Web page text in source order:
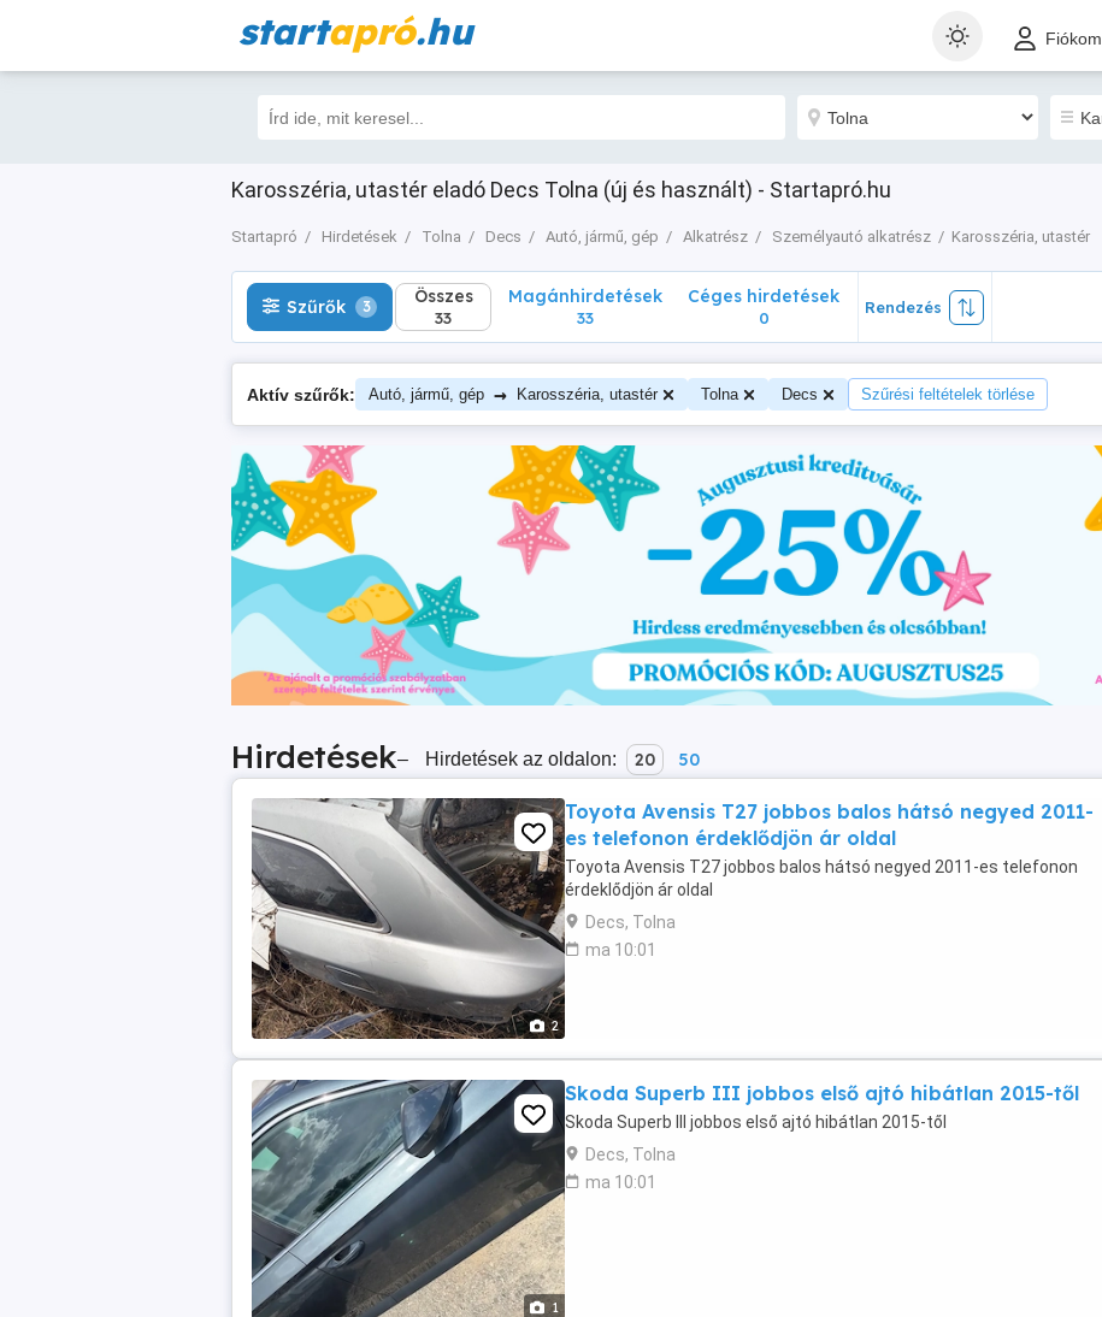
startapró.hu Fiókom
Karosszéria, utastér eladó Decs Tolna (új és használt) - Startapró.hu
Startapró Hirdetések Tolna Decs Autó, jármű, gép Alkatrész Személyautó alkatrész Karosszéria, utastér
Szűrők 3 Összes
33
Szűrők 3 Összes
33
Magánhirdetések
33
Céges hirdetések
0
Rendezés
Aktív szűrők: Autó, jármű, gép → Karosszéria, utastér Tolna Decs Szűrési feltételek törlése
Hirdetések– Hirdetések az oldalon: 20 50
2
Toyota Avensis T27 jobbos balos hátsó negyed 2011-
es telefonon érdeklődjön ár oldal
Toyota Avensis T27 jobbos balos hátsó negyed 2011-es telefonon
érdeklődjön ár oldal
Decs, Tolna
ma 10:01
1
Skoda Superb III jobbos első ajtó hibátlan 2015-től
Skoda Superb III jobbos első ajtó hibátlan 2015-től
Decs, Tolna
ma 10:01